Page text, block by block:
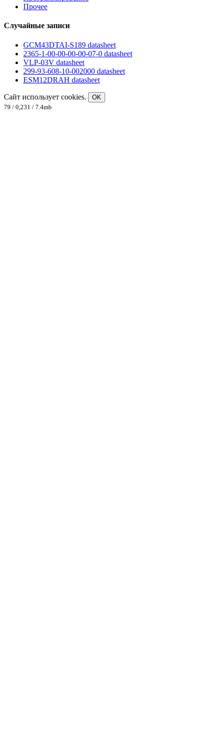
Прочее
Случайные записи
GCM43DTAI-S189 datasheet
2365-1-00-00-00-00-07-0 datasheet
VLP-03V datasheet
299-93-608-10-002000 datasheet
ESM12DRAH datasheet
Сайт использует cookies.
OK
79 / 0,231 / 7.4mb